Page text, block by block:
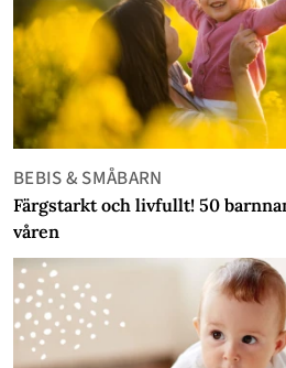
BEBIS & SMÅBARN
Färgstarkt och livfullt! 50
våren